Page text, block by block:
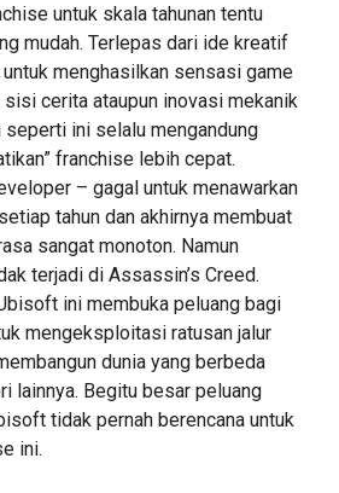
untuk skala tahunan tentu
mudah. Terlepas dari ide kreatif
menghasilkan sensasi game
sisi cerita ataupun inovasi mekanik
seperti ini selalu mengandung
franchise lebih cepat.
– gagal untuk menawarkan
tahun dan akhirnya membuat
sangat monoton. Namun
terjadi di Assassin’s Creed.
ini membuka peluang bagi
mengeksploitasi ratusan jalur
dunia yang berbeda
lainnya. Begitu besar peluang
tidak pernah berencana untuk
ini.